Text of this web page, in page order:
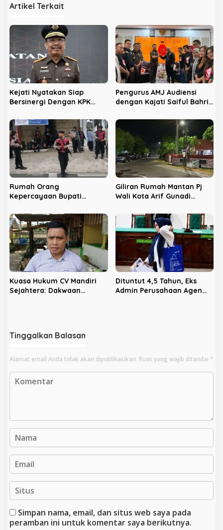
a
i
p
o
s
Artikel Terkait
Kejati Nyatakan Siap
Bersinergi Dengan KPK
Bengkulu
Pengurus AMJ Audiensi
dengan Kajati Saiful Bahri
Rumah Orang
Kepercayaan Bupati
Digeledah KPK
Giliran Rumah Mantan Pj
Wali Kota Arif Gunadi
Pengusutan Meluas
Kuasa Hukum CV Mandiri
Sejahtera: Dakwaan
Dituntut 4,5 Tahun, Eks
Admin Perusahaan Agen
Tinggalkan Balasan
Alamat email Anda tidak akan dipublikasikan. Ruas yang wajib ditandai *
Simpan nama, email, dan situs web saya pada
peramban ini untuk komentar saya berikutnya.